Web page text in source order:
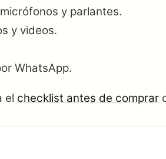
y parlantes.
y videos.
WhatsApp.
el checklist antes de comprar